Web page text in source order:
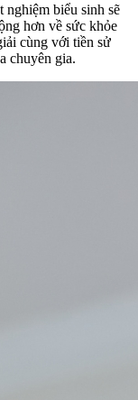
biểu sinh sẽ
hơn về sức khỏe
cùng với tiền sử
chuyên gia.